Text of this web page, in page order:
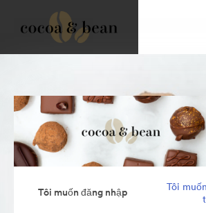
Tôi muốn đăng nhập
Tôi